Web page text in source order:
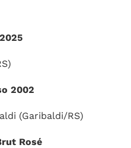
2002
(Garibaldi/RS)
Rosé